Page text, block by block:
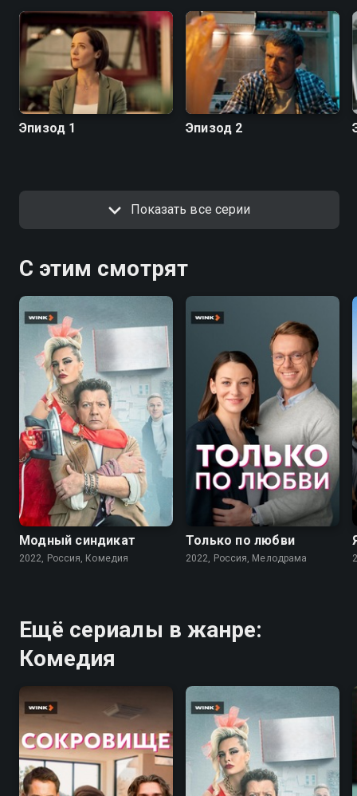
Эпизод 1 Эпизод 2
Показать все серии
С этим смотрят
7.6
Модный синдикат
2022, Россия, Комедия
Только по любви
2022, Россия, Мелодрама
Ещё сериалы в жанре:
Комедия